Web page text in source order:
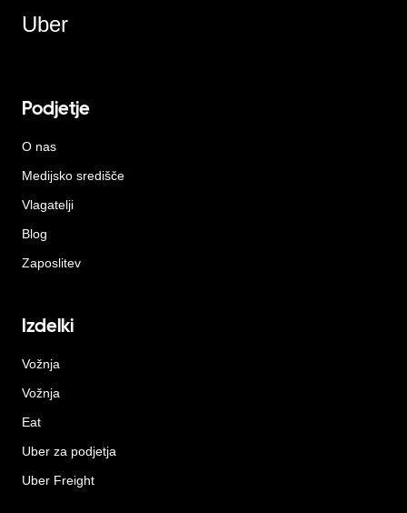
Uber
Podjetje
O nas
Medijsko središče
Vlagatelji
Blog
Zaposlitev
Izdelki
Vožnja
Vožnja
Eat
Uber za podjetja
Uber Freight